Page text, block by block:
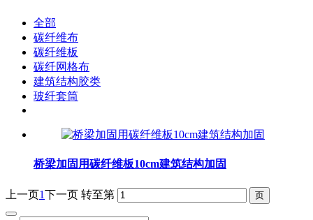
全部
碳纤维布
碳纤维板
碳纤网格布
建筑结构胶类
玻纤套筒
桥梁加固用碳纤维板10cm建筑结构加固
上一页1下一页 转至第